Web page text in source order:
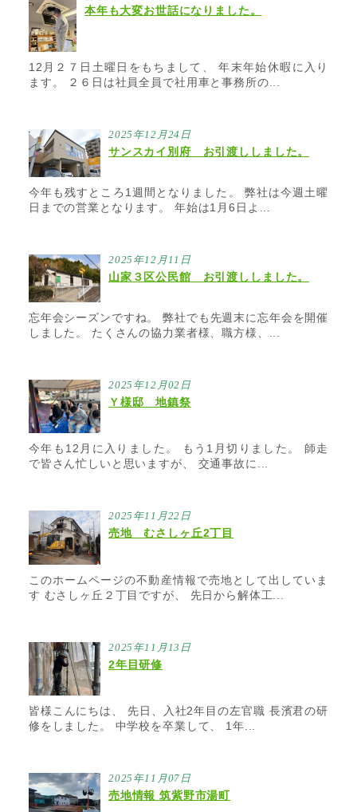
本年も大変お世話になりました。
12月２７日土曜日をもちまして、 年末年始休暇に入り
ます。 ２６日は社員全員で社用車と事務所の...
2025年12月24日
サンスカイ別府 お引渡ししました。
今年も残すところ1週間となりました。 弊社は今週土曜
日までの営業となります。 年始は1月6日よ...
2025年12月11日
山家３区公民館 お引渡ししました。
忘年会シーズンですね。 弊社でも先週末に忘年会を開催
しました。 たくさんの協力業者様、職方様、...
2025年12月02日
Ｙ様邸 地鎮祭
今年も12月に入りました。 もう1月切りました。 師走
で皆さん忙しいと思いますが、 交通事故に...
2025年11月22日
売地 むさしヶ丘2丁目
このホームページの不動産情報で売地として出していま
す むさしヶ丘２丁目ですが、 先日から解体工...
2025年11月13日
2年目研修
皆様こんにちは、 先日、入社2年目の左官職 長濱君の研
修をしました。 中学校を卒業して、 1年...
2025年11月07日
売地情報 筑紫野市湯町